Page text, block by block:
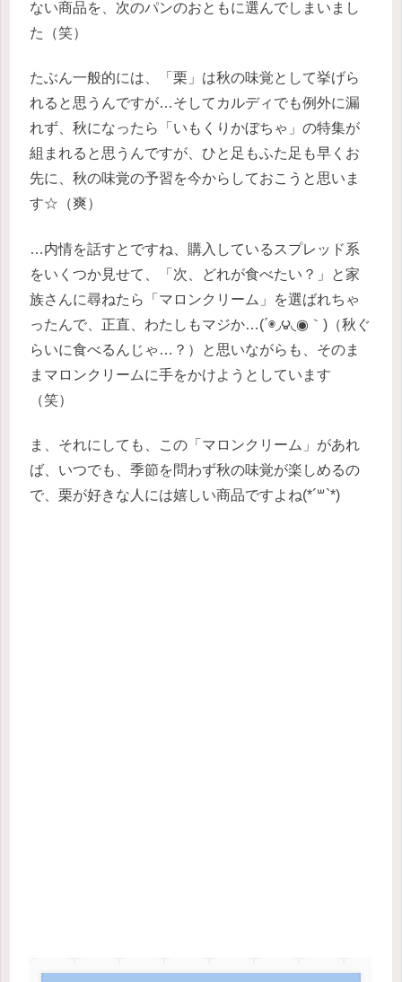
ない商品を、次のパンのおともに選んでしまいまし
た（笑）
たぶん一般的には、「栗」は秋の味覚として挙げら
れると思うんですが…そしてカルディでも例外に漏
れず、秋になったら「いもくりかぼちゃ」の特集が
組まれると思うんですが、ひと足もふた足も早くお
先に、秋の味覚の予習を今からしておこうと思いま
す☆（爽）
…内情を話すとですね、購入しているスプレッド系
をいくつか見せて、「次、どれが食べたい？」と家
族さんに尋ねたら「マロンクリーム」を選ばれちゃ
ったんで、正直、わたしもマジか…(΄◉◞౪◟◉｀)（秋ぐ
らいに食べるんじゃ…？）と思いながらも、そのま
まマロンクリームに手をかけようとしています
（笑）
ま、それにしても、この「マロンクリーム」があれ
ば、いつでも、季節を問わず秋の味覚が楽しめるの
で、栗が好きな人には嬉しい商品ですよね(*´꒳`*)